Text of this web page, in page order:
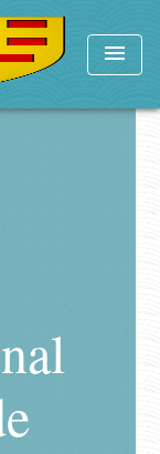
menu